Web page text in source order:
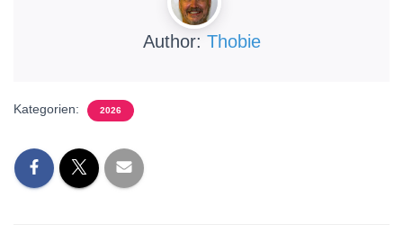
Author: Thobie
Kategorien: 2026